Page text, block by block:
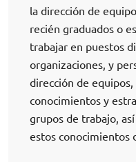
la dirección de
recién graduados o
trabajar en puestos
organizaciones, y
dirección de
conocimientos y
grupos de trabajo,
estos conocimientos